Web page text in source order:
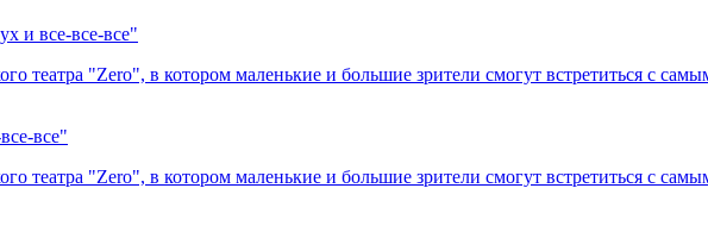
и все-все-все"
театра "Zero", в котором маленькие и большие зрители смогут встретиться с
все"
театра "Zero", в котором маленькие и большие зрители смогут встретиться с